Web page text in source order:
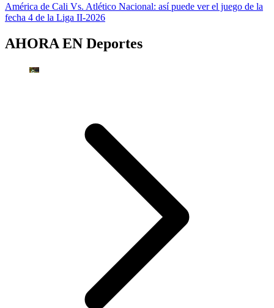
América de Cali Vs. Atlético Nacional: así puede ver el juego de la
fecha 4 de la Liga II-2026
AHORA EN Deportes